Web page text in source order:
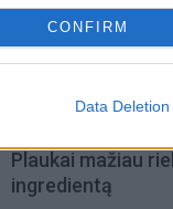
CONFIRM
Data Deletion
Aiškiaregės
Plaukai mažiau
ingredientą